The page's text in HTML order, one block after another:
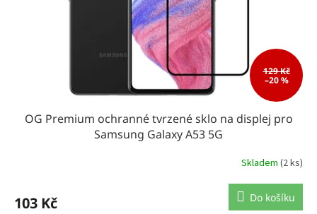
129 Kč
–20 %
OG Premium ochranné tvrzené sklo na displej pro
Samsung Galaxy A53 5G
Skladem (2 ks)
103 Kč Do košíku